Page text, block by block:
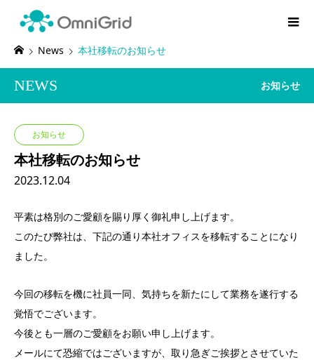
News 本社移転のお知らせ
NEWS お知らせ
お知らせ
本社移転のお知らせ
2023.12.04
平素は格別のご愛顧を賜り厚く御礼申し上げます。
このたび弊社は、下記の通り本社オフィスを移転することになり
ました。
今回の移転を機に社員一同、気持ちを新たにして業務を遂行する
覚悟でございます。
今後とも一層のご愛顧をお願い申し上げます。
メールにて恐縮ではございますが、取り急ぎご挨拶とさせていた